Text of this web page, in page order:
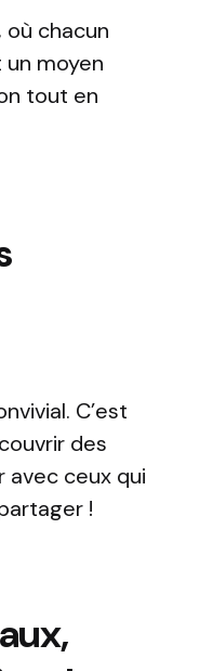
chacun
moyen
tout en
C’est
des
ceux qui
!